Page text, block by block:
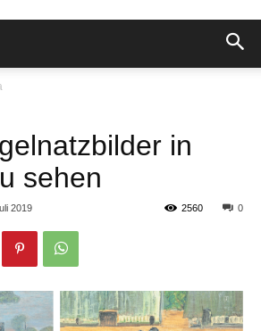
in
sehen
2019 0
2560